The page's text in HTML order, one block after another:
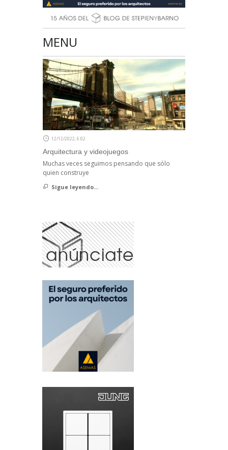
MENU
12/12/2022, 6:02
Arquitectura y videojuegos
Muchas veces seguimos pensando que sólo
quien construye
Sigue leyendo...